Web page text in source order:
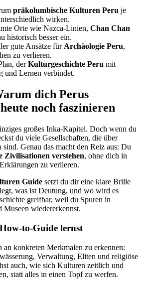
präkolumbische Kulturen Peru je
wirken.
Orte wie Nazca-Linien, Chan Chan
historisch besser ein.
gute Ansätze für Archäologie Peru,
zu verlieren.
derKulturgeschichte Peru mit
und Lernen verbindet.
dich Perus
noch faszinieren
großes Inka-Kapitel. Doch wenn du
du viele Gesellschaften, die über
sind. Genau das macht den Reiz aus: Du
Zivilisationen verstehen, ohne dich in
zu verlieren.
Guide setzt du dir eine klare Brille
was ist Deutung, und wo wird es
greifbar, weil du Spuren in
Museen wiedererkennst.
to-Guide lernst
konkreten Merkmalen zu erkennen:
Verwaltung, Eliten und religiöse
auch, wie sich Kulturen zeitlich und
statt alles in einen Topf zu werfen.